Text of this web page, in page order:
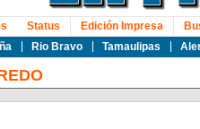
Rio Bravo Tamaulipas
Status Edición Impresa